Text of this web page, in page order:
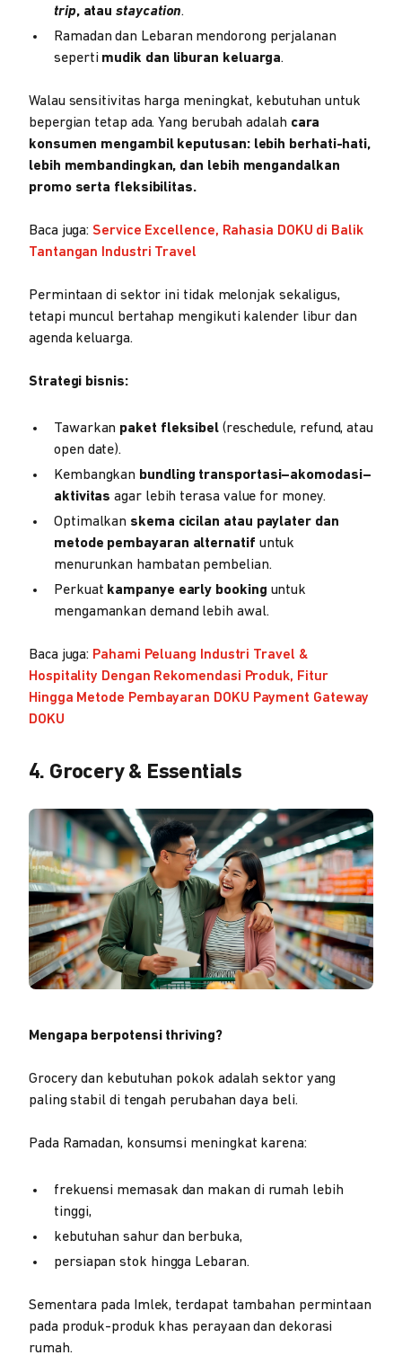
trip, ataustaycation.
Ramadan dan Lebaran mendorong perjalanan
seperti mudik dan liburan keluarga.
Walau sensitivitas harga meningkat, kebutuhan untuk
bepergian tetap ada. Yang berubah adalah cara
konsumen mengambil keputusan: lebih berhati-hati,
lebih membandingkan, dan lebih mengandalkan
promo serta fleksibilitas.
Baca juga: Service Excellence, Rahasia DOKU di Balik
Tantangan Industri Travel
Permintaan di sektor ini tidak melonjak sekaligus,
tetapi muncul bertahap mengikuti kalender libur dan
agenda keluarga.
Strategi bisnis:
Tawarkan paket fleksibel (reschedule, refund, atau
open date).
Kembangkan bundling transportasi–akomodasi–
aktivitas agar lebih terasa value for money.
Optimalkan skema cicilan atau paylater dan
metode pembayaran alternatif untuk
menurunkan hambatan pembelian.
Perkuat kampanye early booking untuk
mengamankan demand lebih awal.
Baca juga: Pahami Peluang Industri Travel &
Hospitality Dengan Rekomendasi Produk, Fitur
Hingga Metode Pembayaran DOKU Payment Gateway
DOKU
4. Grocery & Essentials
Mengapa berpotensi thriving?
Grocery dan kebutuhan pokok adalah sektor yang
paling stabil di tengah perubahan daya beli.
Pada Ramadan, konsumsi meningkat karena:
frekuensi memasak dan makan di rumah lebih
tinggi,
kebutuhan sahur dan berbuka,
persiapan stok hingga Lebaran.
Sementara pada Imlek, terdapat tambahan permintaan
pada produk-produk khas perayaan dan dekorasi
rumah.